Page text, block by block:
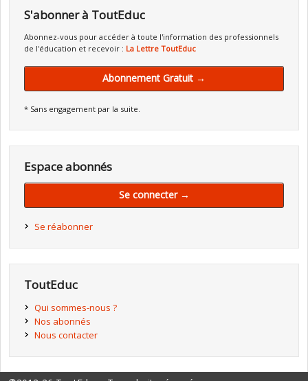
S'abonner à ToutEduc
Abonnez-vous pour accéder à toute l'information des professionnels
de l'éducation et recevoir : La Lettre ToutEduc
Abonnement Gratuit →
* Sans engagement par la suite.
Espace abonnés
Se connecter →
Se réabonner
ToutEduc
Qui sommes-nous ?
Nos abonnés
Nous contacter